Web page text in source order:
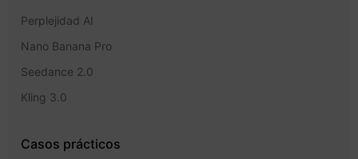
Perplejidad AI
Nano Banana Pro
Seedance 2.0
Kling 3.0
Casos prácticos